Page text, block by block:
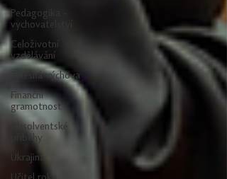
Pedagogika -
vychovatelství
Celoživotní
vzdělávání
Tělesná výchova
Finanční
gramotnost
Absolventské
příběhy
Ukrajina